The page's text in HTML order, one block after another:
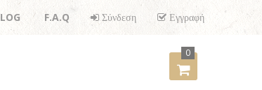
Εγγραφή
Σύνδεση
F.A.Q
0